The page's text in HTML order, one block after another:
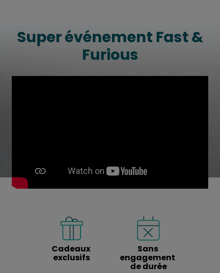
Super événement Fast &
Furious
Cadeaux
exclusifs
Sans
engagement
de durée